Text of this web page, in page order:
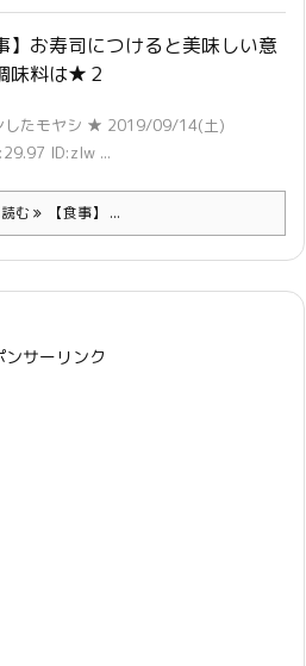
】お寿司につけると美味しい意
味料は★２
したモヤシ ★ 2019/09/14(土)
ID:zlw ...
む 【食事】 ...
ンサーリンク